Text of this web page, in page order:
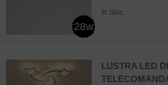
28w
In Stoc
LUSTRA LED